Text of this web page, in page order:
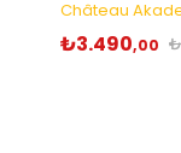
Château
₺3.490,00 ₺